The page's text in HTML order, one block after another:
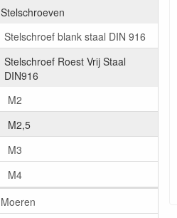
Stelschroeven
Stelschroef blank staal DIN 916
Stelschroef Roest Vrij Staal
DIN916
M2
M2,5
M3
M4
Moeren